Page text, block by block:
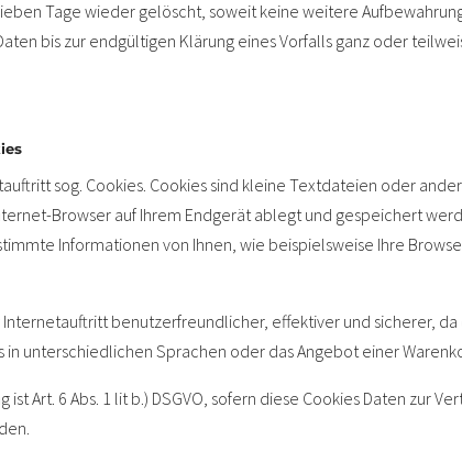
Tage wieder gelöscht, soweit keine weitere
bis zur endgültigen Klärung eines Vorfalls ganz oder
sog. Cookies. Cookies sind kleine Textdateien oder
Browser auf Ihrem Endgerät ablegt und gespeichert
Informationen von Ihnen, wie beispielsweise Ihre
benutzerfreundlicher, effektiver und sicherer,
unterschiedlichen Sprachen oder das Angebot einer
Art. 6 Abs. 1 lit b.) DSGVO, sofern diese Cookies Daten zur